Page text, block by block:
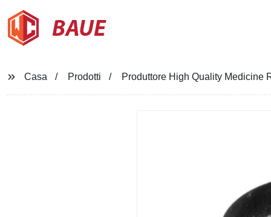
BAUE
Casa Prodotti Produttore High Quality Medicine